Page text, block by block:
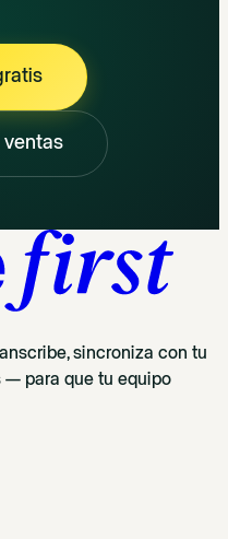
ventas
sincroniza con tu
— para que tu equipo